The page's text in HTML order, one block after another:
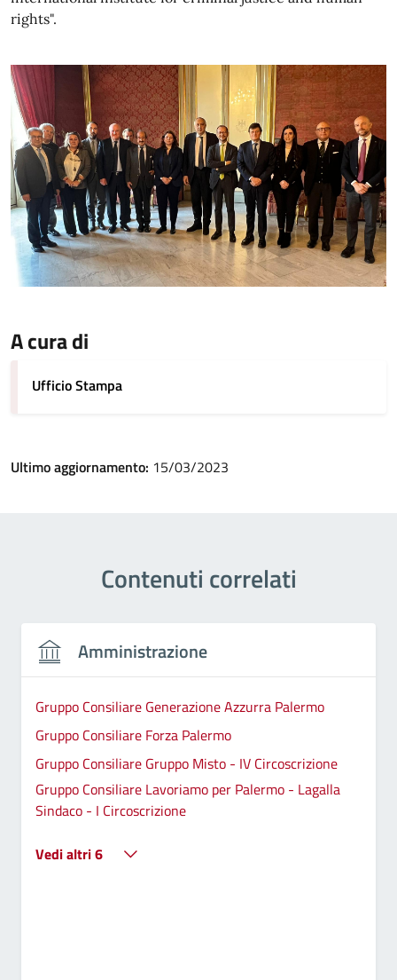
rights".
A cura di
Ufficio Stampa
Ultimo aggiornamento: 15/03/2023
Contenuti correlati
Amministrazione
Gruppo Consiliare Generazione Azzurra Palermo
Gruppo Consiliare Forza Palermo
Gruppo Consiliare Gruppo Misto - IV Circoscrizione
Gruppo Consiliare Lavoriamo per Palermo - Lagalla
Sindaco - I Circoscrizione
Vedi altri 6